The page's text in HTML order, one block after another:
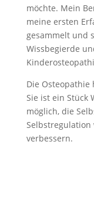
möchte. Mein
meine ersten
gesammelt und
Wissbegierde
Die
Sie ist ein Stück
möglich, die
Selbstregulation
verbessern.